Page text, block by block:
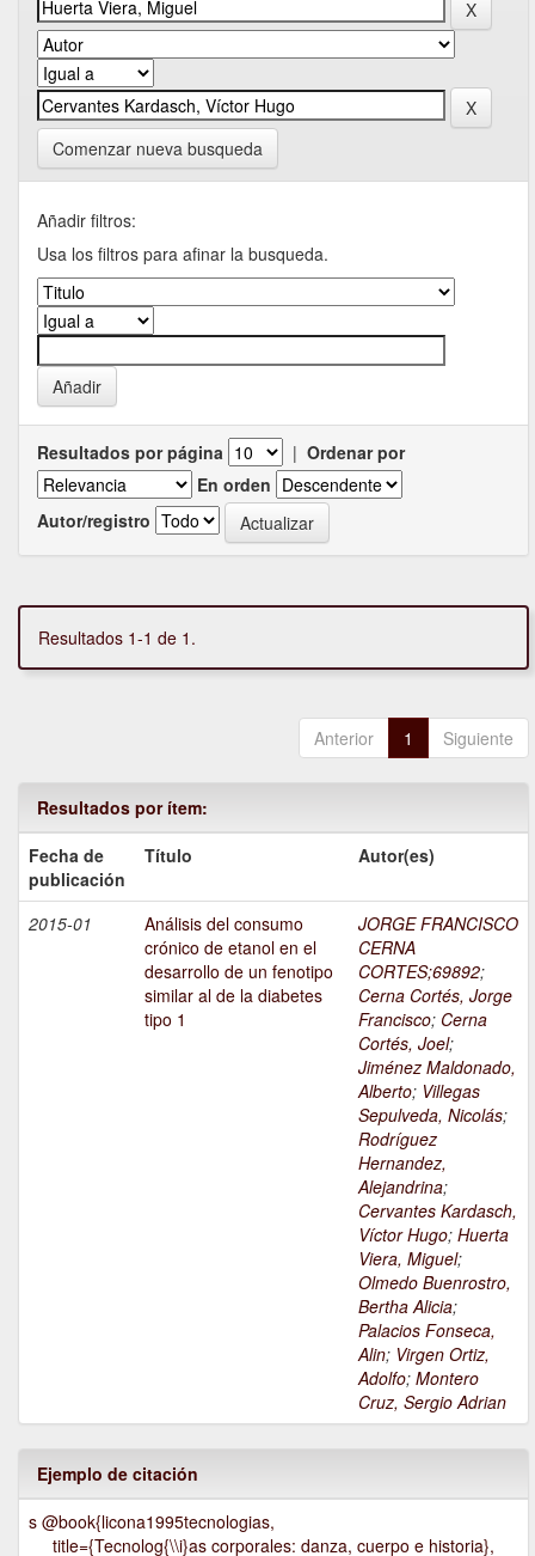
Comenzar nueva busqueda
Añadir filtros:
Usa los filtros para afinar la busqueda.
Resultados por página | Ordenar por
En orden
Autor/registro
Resultados 1-1 de 1.
Anterior 1 Siguiente
Resultados por ítem:
Fecha de
publicación
Título Autor(es)
2015-01
Análisis del consumo
crónico de etanol en el
desarrollo de un fenotipo
similar al de la diabetes
tipo 1
JORGE FRANCISCO
CERNA
CORTES;69892;
Cerna Cortés, Jorge
Francisco; Cerna
Cortés, Joel;
Jiménez Maldonado,
Alberto; Villegas
Sepulveda, Nicolás;
Rodríguez
Hernandez,
Alejandrina;
Cervantes Kardasch,
Víctor Hugo; Huerta
Viera, Miguel;
Olmedo Buenrostro,
Bertha Alicia;
Palacios Fonseca,
Alin; Virgen Ortiz,
Adolfo; Montero
Cruz, Sergio Adrian
Ejemplo de citación
s @book{licona1995tecnologias,
title={Tecnolog{\\i}as corporales: danza, cuerpo e historia},